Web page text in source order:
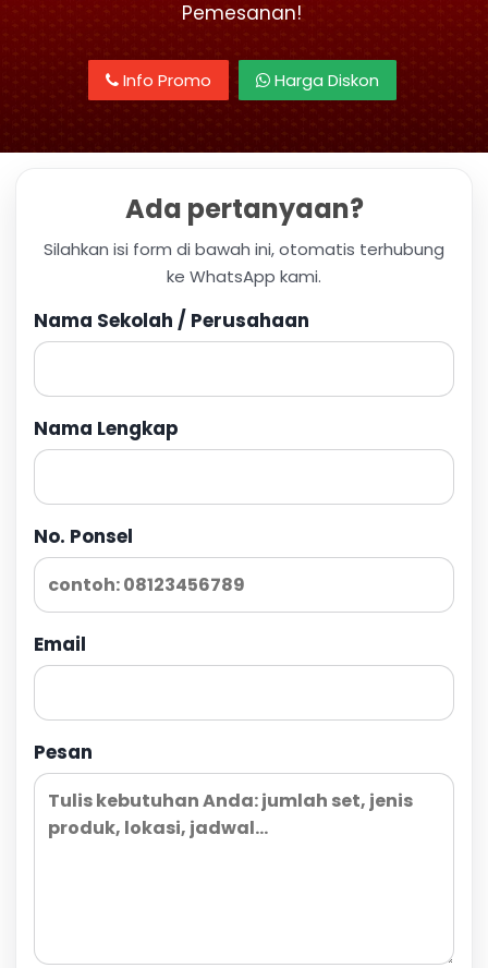
Pemesanan!
Info Promo Harga Diskon
Ada pertanyaan?
Silahkan isi form di bawah ini, otomatis terhubung
ke WhatsApp kami.
Nama Sekolah / Perusahaan
Nama Lengkap
No. Ponsel
Email
Pesan